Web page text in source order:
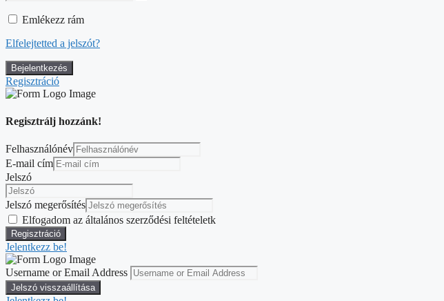
Emlékezz rám
Elfelejtetted a jelszót?
Regisztráció
Regisztrálj hozzánk!
Felhasználónév
E-mail cím
Jelszó
Jelszó megerősítés
Elfogadom az általános szerződési feltételetk
Jelentkezz be!
Username or Email Address